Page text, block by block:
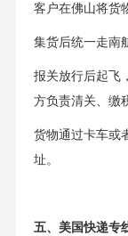
客户在佛山将货
集货后统一走南
报关放行后起飞
方负责清关、缴
货物通过卡车或
址。
五、美国快递专